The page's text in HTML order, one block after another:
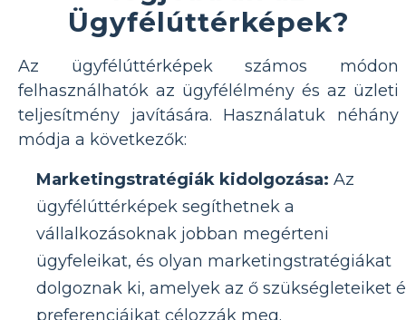
Ügyfélúttérképek?
Az ügyfélúttérképek számos módon
felhasználhatók az ügyfélélmény és az üzleti
teljesítmény javítására. Használatuk néhány
módja a következők:
Marketingstratégiák kidolgozása: Az
ügyfélúttérképek segíthetnek a
vállalkozásoknak jobban megérteni
ügyfeleikat, és olyan marketingstratégiákat
dolgoznak ki, amelyek az ő szükségleteiket
preferenciáikat célozzák meg.